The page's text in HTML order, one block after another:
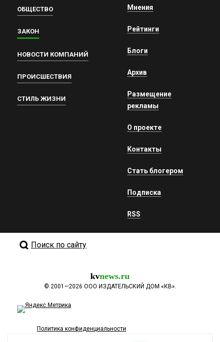
ОБЩЕСТВО
ЗАКОН
НОВОСТИ КОМПАНИЙ
ПРОИСШЕСТВИЯ
СТИЛЬ ЖИЗНИ
Мнения
Рейтинги
Блоги
Архив
Размещение
рекламы
О проекте
Контакты
Стать блогером
Подписка
RSS
Поиск по сайту
kvnews.ru
© 2001—2026 ООО ИЗДАТЕЛЬСКИЙ ДОМ «КВ».
Политика конфиденциальности